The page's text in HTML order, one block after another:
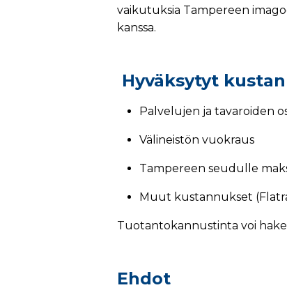
vaikutuksia Tampereen
kanssa.
Hyväksytyt
Palvelujen ja tavaroiden
Välineistön vuokraus
Tampereen seudulle
Muut kustannukset
Tuotantokannustinta voi
Ehdot